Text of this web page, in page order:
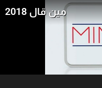
مين قال 2018